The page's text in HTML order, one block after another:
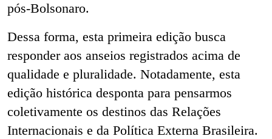
pós-Bolsonaro.
Dessa forma, esta primeira edição busca
responder aos anseios registrados acima de
qualidade e pluralidade. Notadamente, esta
edição histórica desponta para pensarmos
coletivamente os destinos das Relações
Internacionais e da Política Externa Brasileira.